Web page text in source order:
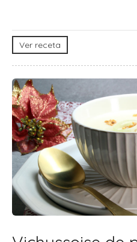
Ver receta